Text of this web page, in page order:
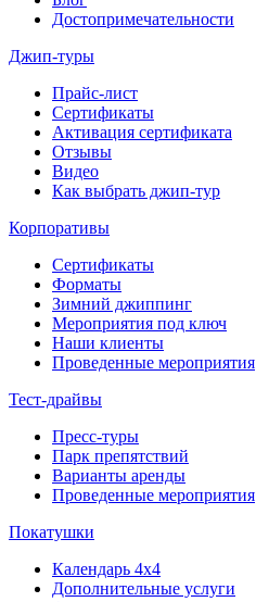
Достопримечательности
Джип-туры
Прайс-лист
Сертификаты
Активация сертификата
Отзывы
Видео
Как выбрать джип-тур
Корпоративы
Сертификаты
Форматы
Зимний джиппинг
Мероприятия под ключ
Наши клиенты
Проведенные мероприятия
Тест-драйвы
Пресс-туры
Парк препятствий
Варианты аренды
Проведенные мероприятия
Покатушки
Календарь 4х4
Дополнительные услуги